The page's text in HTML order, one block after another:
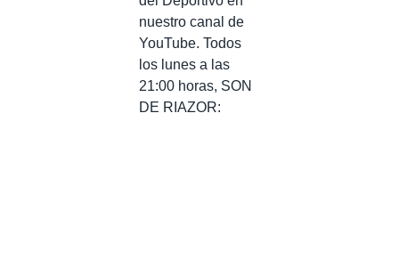
nuestro canal de
YouTube. Todos
los lunes a las
21:00 horas, SON
DE RIAZOR: